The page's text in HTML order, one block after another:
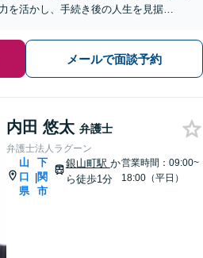
を活かし、手続き後の人生を見据え
メールで面談予約
内田 悠太 弁護士
弁護士法人ラグーン
山
口
県
|
下
関
市
銀山町駅 か
ら徒歩1分
営業時間：09:00~
18:00（平日）